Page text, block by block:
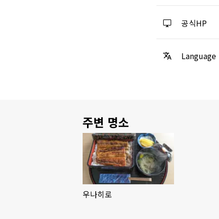
공식HP
Language
주변 명소
우나히로